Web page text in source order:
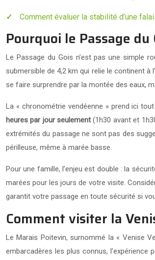
Comment évaluer la stabilité d’une
Pourquoi le Passage
Le Passage du Gois n’est pas une simple
submersible de 4,2 km qui relie le continent à
se faire surprendre par la montée des eaux,
La « chronométrie vendéenne » prend ici
heures par jour seulement(1h30 avant et
extrémités du passage ne sont pas des
périlleuse, même à marée basse.
Pour une famille, l’enjeu est double : la
marées pour les jours de votre visite.
garantit votre passage en toute sécurité si
Comment visiter la
Le Marais Poitevin, surnommé la « Venise
embarcadères les plus connus,